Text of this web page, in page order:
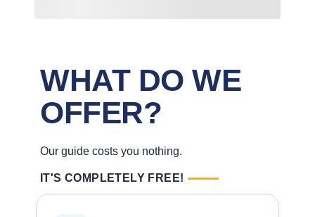
WHAT DO WE
OFFER?
Our guide costs you nothing.
IT'S COMPLETELY FREE!